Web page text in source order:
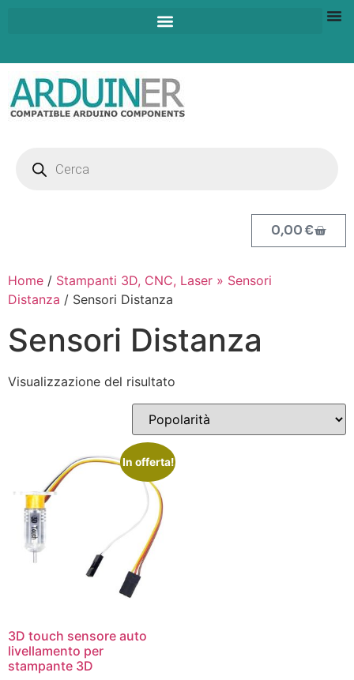
0,00€
Home / Stampanti 3D, CNC, Laser » Sensori
Distanza / Sensori Distanza
Sensori Distanza
Visualizzazione del risultato
In offerta!
3D touch sensore auto
livellamento per
stampante 3D